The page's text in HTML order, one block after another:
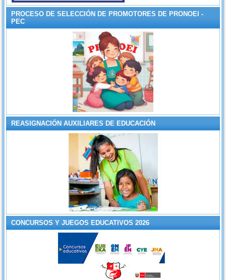
PROCESO DE SELECCIÓN DE PROMOTORES DE PRONOEI -
PEC
REASIGNACIÓN AUXILIARES DE EDUCACIÓN
CONCURSOS Y JUEGOS EDUCATIVOS 2026